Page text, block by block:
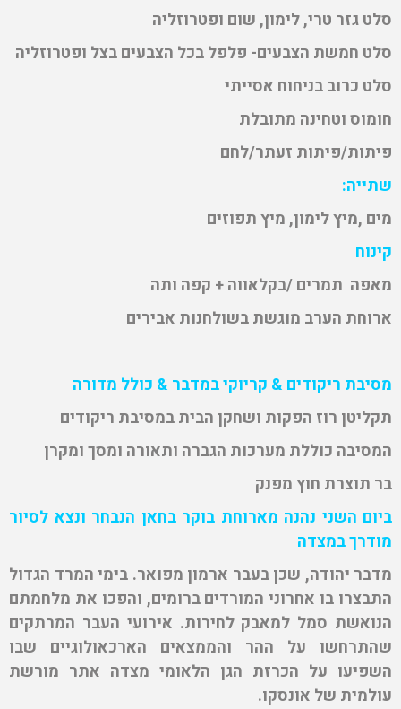
סלט גזר טרי, לימון, שום ופטרוזליה
סלט חמשת הצבעים- פלפל בכל הצבעים בצל ופטרוזליה
סלט כרוב בניחוח אסייתי
חומוס וטחינה מתובלת
פיתות/פיתות זעתר/לחם
שתייה:
מים ,מיץ לימון, מיץ תפוזים
קינוח
מאפה תמרים /בקלאווה + קפה ותה
ארוחת הערב מוגשת בשולחנות אבירים
מסיבת ריקודים & קריוקי במדבר & כולל מדורה
תקליטן רוז הפקות ושחקן הבית במסיבת ריקודים
המסיבה כוללת מערכות הגברה ותאורה ומסך ומקרן
בר תוצרת חוץ מפנק
ביום השני נהנה מארוחת בוקר בחאן הנבחר ונצא לסיור
מודרך במצדה
מדבר יהודה, שכן בעבר ארמון מפואר. בימי המרד הגדול
התבצרו בו אחרוני המורדים ברומים, והפכו את מלחמתם
הנואשת סמל למאבק לחירות. אירועי העבר המרתקים
שהתרחשו על ההר והממצאים הארכאולוגיים שבו
השפיעו על הכרזת הגן הלאומי מצדה אתר מורשת
עולמית של אונסקו.